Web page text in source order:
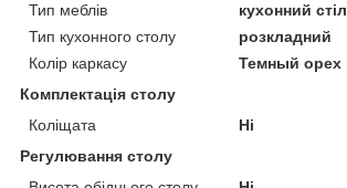
Тип меблів
кухонний стіл
Тип кухонного столу
розкладний
Колір каркасу
Темный орех
Комплектація столу
Коліщата
Ні
Регулювання столу